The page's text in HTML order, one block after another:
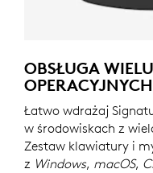
OBSŁUGA
Łatwo wdrażaj
w środowiskach z
Zestaw klawiatury i
z Windows, macOS,